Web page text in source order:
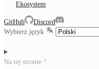
Ekosystem
GitHub
Discord
Wybierz język
Na tej stronie